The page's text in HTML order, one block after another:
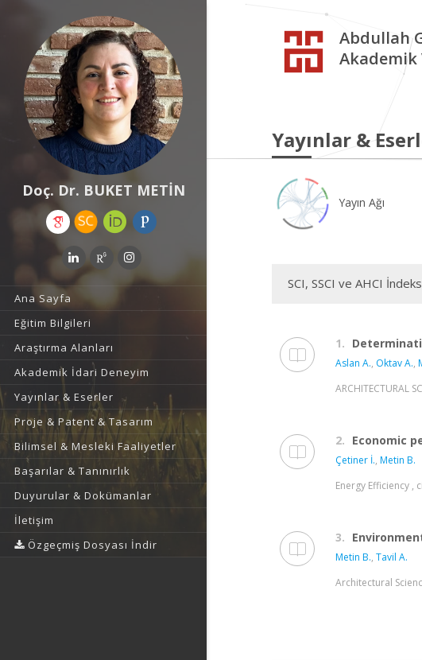
Doç. Dr. BUKET METİN
Ana Sayfa
Eğitim Bilgileri
Araştırma Alanları
Akademik İdari Deneyim
Yayınlar & Eserler
Proje & Patent & Tasarım
Bilimsel & Mesleki Faaliyetler
Başarılar & Tanınırlık
Duyurular & Dokümanlar
İletişim
Özgeçmiş Dosyası İndir
Abdullah
Akademik
Yayınlar &
Yayın Ağı
SCI, SSCI ve AHCI
1.
Aslan A., Oktav A.,
ARCHITECTURAL
2. Economic
Çetiner İ., Metin B.
Energy Efficiency ,
3.
Metin B., Tavil A.
Architectural